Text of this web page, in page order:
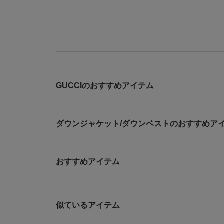
GUCCIのおすすめアイテム
ダウンジャケット/ダウンベストのおすすめア
おすすめアイテム